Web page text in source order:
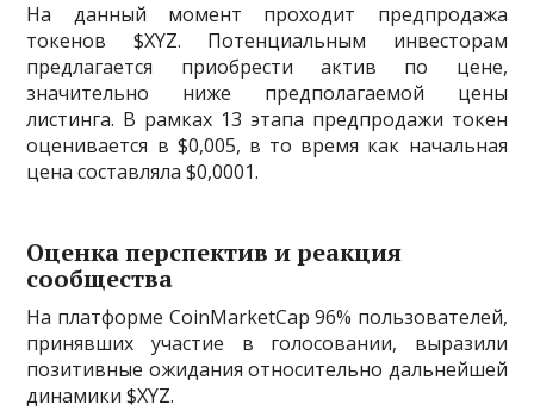
На данный момент проходит предпродажа
токенов $XYZ. Потенциальным инвесторам
предлагается приобрести актив по цене,
значительно ниже предполагаемой цены
листинга. В рамках 13 этапа предпродажи токен
оценивается в $0,005, в то время как начальная
цена составляла $0,0001.
Оценка перспектив и реакция
сообщества
На платформе CoinMarketCap 96% пользователей,
принявших участие в голосовании, выразили
позитивные ожидания относительно дальнейшей
динамики $XYZ.